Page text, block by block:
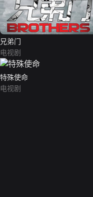
兄弟门
电视剧
特殊使命
电视剧